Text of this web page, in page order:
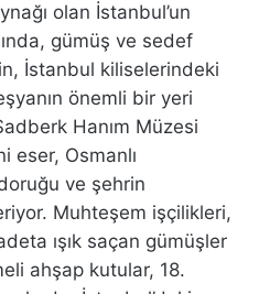
olan İstanbul’un
gümüş ve sedef
İstanbul kiliselerindeki
önemli bir yeri
Hanım Müzesi
eser, Osmanlı
ve şehrin
Muhteşem işçilikleri,
ışık saçan gümüşler
ahşap kutular, 18.